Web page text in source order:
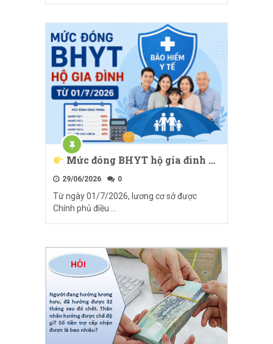
Mức đóng BHYT hộ gia đình …
29/06/2026 0
Từ ngày 01/7/2026, lương cơ sở được
Chính phủ điều …